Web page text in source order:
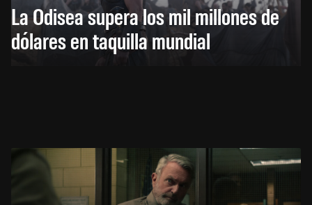
La Odisea supera los mil millones de
dólares en taquilla mundial